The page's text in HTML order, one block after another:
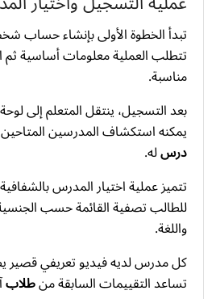
تبدأ الخطوة الأولى بإنشاء حساب
تتطلب العملية معلومات أساسية ثم
مناسبة.
بعد التسجيل، ينتقل المتعلم إلى
يمكنه استكشاف المدرسين
درسله.
تتميز عملية اختيار المدرس
للطالب تصفية القائمة حسب الجنسية،
واللغة.
كل مدرس لديه فيديو تعريفي قصير
تساعد التقييمات السابقة منطلاب